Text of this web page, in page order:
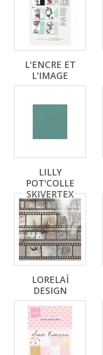
L'ENCRE ET
L'IMAGE
LILLY
POT'COLLE
SKIVERTEX
LORELAÏ
DESIGN